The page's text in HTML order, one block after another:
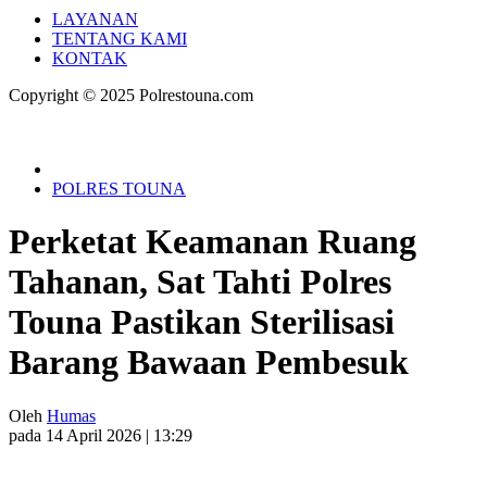
LAYANAN
TENTANG KAMI
KONTAK
Copyright © 2025 Polrestouna.com
POLRES TOUNA
Perketat Keamanan Ruang
Tahanan, Sat Tahti Polres
Touna Pastikan Sterilisasi
Barang Bawaan Pembesuk
Oleh Humas
pada 14 April 2026 | 13:29